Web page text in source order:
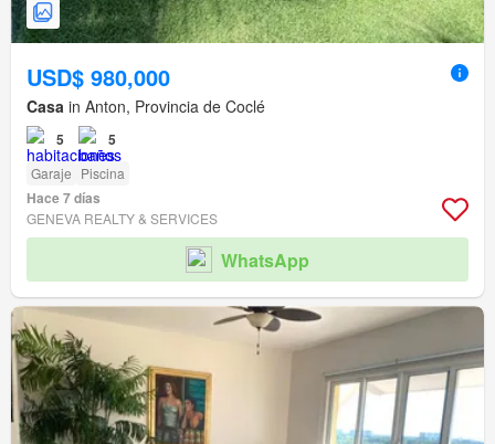
USD$ 980,000
Casa in Anton, Provincia de Coclé
5 5
Garaje Piscina
Hace 7 días
GENEVA REALTY & SERVICES
WhatsApp